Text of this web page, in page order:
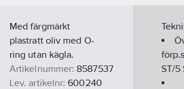
Med färgmärkt
plastratt oliv med O-
ring utan kägla.
Artikelnummer: 8587537
Lev. artikelnr: 600240
ST/5